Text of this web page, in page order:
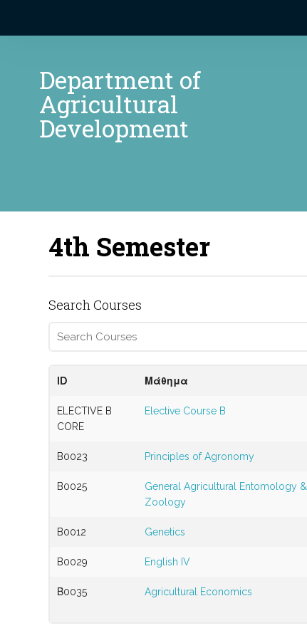
Department of
Agricultural
Development
4th Semester
Search Courses
ID Μάθημα
ELECTIVE B
CORE
Elective Course B
B0023 Principles of Agronomy
B0025
General Agricultural Entomology &
Zoology
B0012 Genetics
B0029 English IV
Β0035 Agricultural Economics